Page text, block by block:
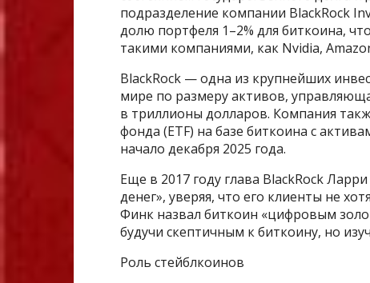
подразделение компании BlackRock
долю портфеля 1–2% для биткоина,
такими компаниями, как Nvidia,
BlackRock — одна из крупнейших
мире по размеру активов,
в триллионы долларов. Компания
фонда (ETF) на базе биткоина с
начало декабря 2025 года.
Еще в 2017 году глава BlackRock
денег», уверяя, что его клиенты не
Финк назвал биткоин «цифровым
будучи скептичным к биткоину, но
Роль стейблкоинов